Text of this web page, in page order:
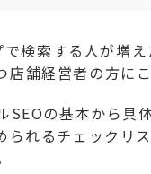
検索する人が増
舗経営者の方に
SEOの基本から具
られるチェックリ